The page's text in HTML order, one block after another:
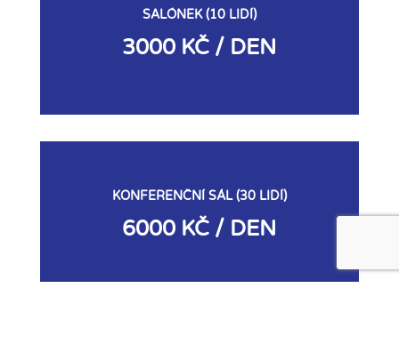
SALÓNEK (10 LIDÍ)
3000 KČ / DEN
KONFERENČNÍ SÁL (30 LIDÍ)
6000 KČ / DEN